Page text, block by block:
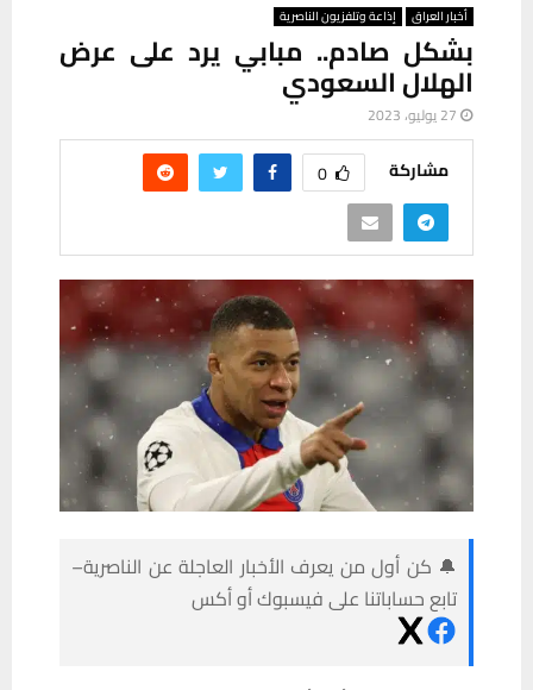
أخبار العراق إذاعة وتلفزيون الناصرية
بشكل صادم.. مبابي يرد على عرض
الهلال السعودي
27 يوليو، 2023
مشاركة 0
🔔 كن أول من يعرف الأخبار العاجلة عن الناصرية–
تابع حساباتنا على فيسبوك أو أكس